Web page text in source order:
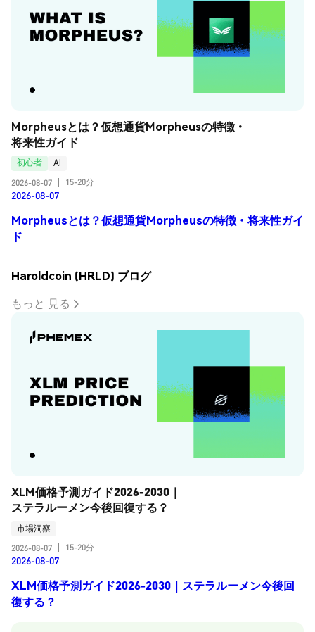
Morpheusとは？仮想通貨Morpheusの特徴・
将来性ガイド
初心者
AI
2026-08-07
15-20分
2026-08-07
Morpheusとは？仮想通貨Morpheusの特徴・将来性ガイ
ド
Haroldcoin (HRLD) ブログ
もっと 見る
XLM価格予測ガイド2026-2030｜
ステラルーメン今後回復する？
市場洞察
2026-08-07
15-20分
2026-08-07
XLM価格予測ガイド2026-2030｜ステラルーメン今後回
復する？